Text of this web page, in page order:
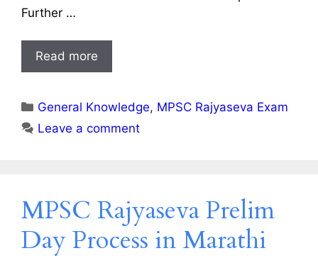
Further …
Read more
Categories
General Knowledge, MPSC Rajyaseva Exam
Leave a comment
MPSC Rajyaseva Prelim
Day Process in Marathi